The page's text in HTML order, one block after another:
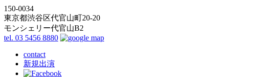
150-0034
東京都渋谷区代官山町20-20
モンシェリー代官山B2
tel. 03 5456 8880
contact
新規出演